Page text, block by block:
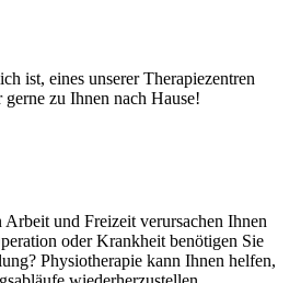
ist, eines unserer Therapiezentren
zu Ihnen nach Hause!
und Freizeit verursachen Ihnen
oder Krankheit benötigen Sie
Physiotherapie kann Ihnen helfen,